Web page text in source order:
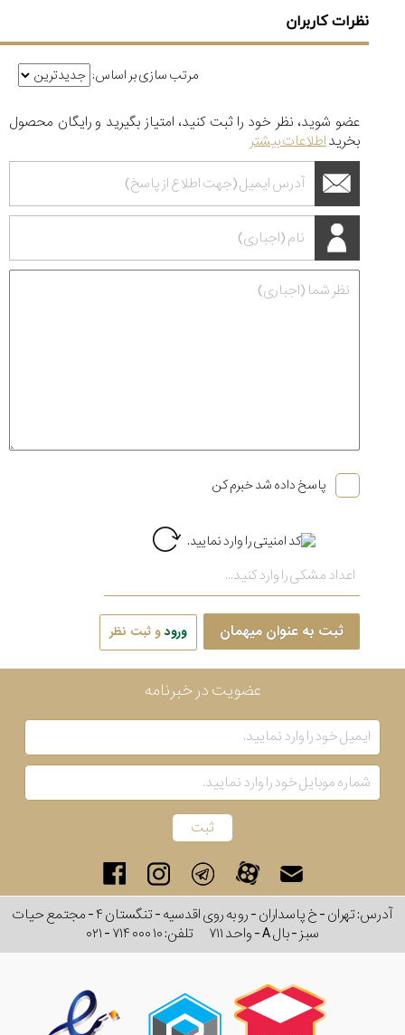
نظرات کاربران
مرتب سازی بر اساس:
عضو شوید، نظر خود را ثبت کنید، امتیاز بگیرید و رایگان محصول
بخریداطلاعات بیشتر
پاسخ داده شد خبرم کن
ثبت به عنوان میهمان ورودو ثبت نظر
عضویت در خبرنامه
آدرس: تهران - خ پاسداران - رو به روی اقدسیه - تنگستان ۴ - مجتمع حیات
سبز - بال A - واحد ۷۱۱
تلفن:۰۲۱ - ۷۱۴ ۰۰۰ ۱۰